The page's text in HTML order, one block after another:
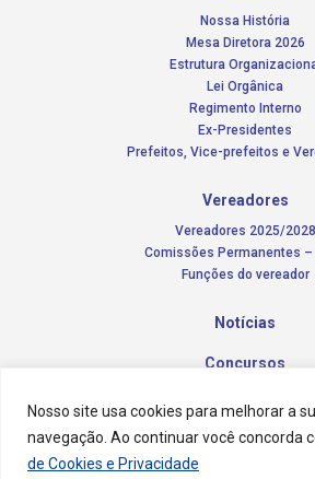
Nosso site usa cookies para melhorar a
navegação. Ao continuar você concorda
de Cookies e Privacidade
Nossa História
Mesa Diretora 2026
Estrutura
Lei Orgânica
Regimento Interno
Ex-Presidentes
Prefeitos, Vice-prefeitos e
Vereadores
Vereadores 2025/2028
Comissões Permanentes –
Funções do vereador
Notícias
Concursos
Transparência
Contato